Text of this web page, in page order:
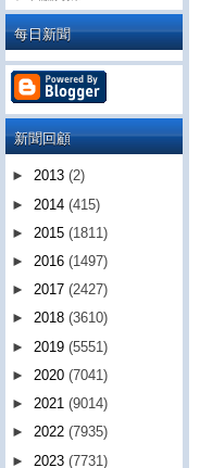
每日新聞
新聞回顧
► 2013 (2)
► 2014 (415)
► 2015 (1811)
► 2016 (1497)
► 2017 (2427)
► 2018 (3610)
► 2019 (5551)
► 2020 (7041)
► 2021 (9014)
► 2022 (7935)
► 2023 (7731)